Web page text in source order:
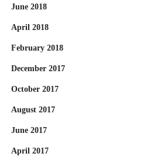
June 2018
April 2018
February 2018
December 2017
October 2017
August 2017
June 2017
April 2017